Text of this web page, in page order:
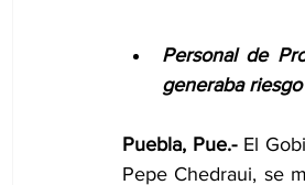
Personal de
generaba
Puebla, Pue.- El
Pepe Chedraui, se